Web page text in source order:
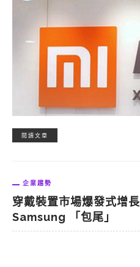
閱讀文章
企業趨勢
穿戴裝置市場爆發式
Samsung 「包尾」